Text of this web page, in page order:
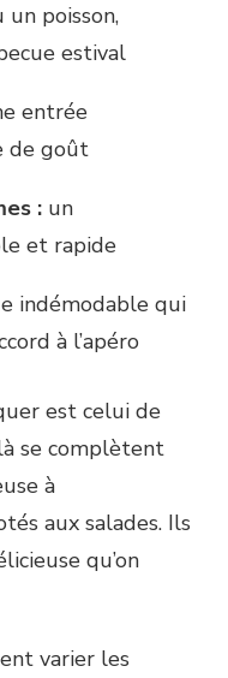
poisson,
estival
entrée
de goût
: un
et rapide
indémodable qui
à l’apéro
est celui de
là se complètent
à
aux salades. Ils
qu’on
varier les